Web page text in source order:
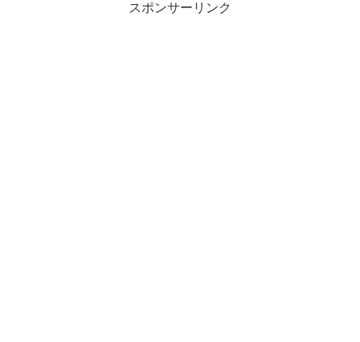
スポンサーリンク